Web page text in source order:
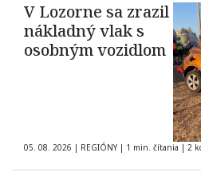
V Lozorne sa zrazil
nákladný vlak s
osobným vozidlom
05. 08. 2026 | REGIÓNY | 1 min. čítania | 2